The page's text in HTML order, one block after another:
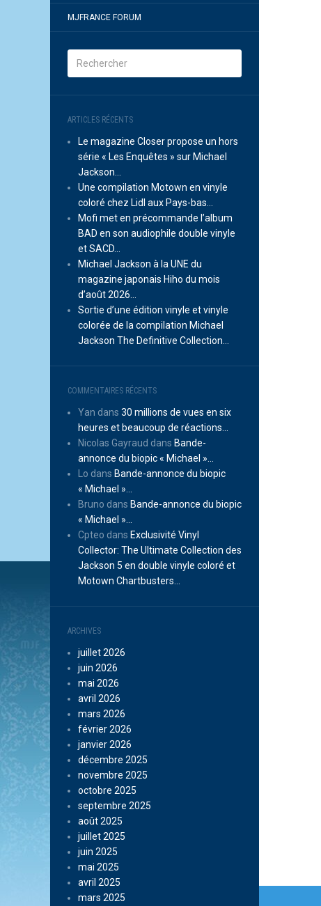
MJFRANCE FORUM
ARTICLES RÉCENTS
Le magazine Closer propose un hors
série « Les Enquêtes » sur Michael
Jackson…
Une compilation Motown en vinyle
coloré chez Lidl aux Pays-bas…
Mofi met en précommande l’album
BAD en son audiophile double vinyle
et SACD…
Michael Jackson à la UNE du
magazine japonais Hiho du mois
d’août 2026…
Sortie d’une édition vinyle et vinyle
colorée de la compilation Michael
Jackson The Definitive Collection…
COMMENTAIRES RÉCENTS
Yan dans 30 millions de vues en six
heures et beaucoup de réactions…
Nicolas Gayraud dans Bande-
annonce du biopic « Michael »…
Lo dans Bande-annonce du biopic
« Michael »…
Bruno dans Bande-annonce du biopic
« Michael »…
Cpteo dans Exclusivité Vinyl
Collector: The Ultimate Collection des
Jackson 5 en double vinyle coloré et
Motown Chartbusters…
ARCHIVES
juillet 2026
juin 2026
mai 2026
avril 2026
mars 2026
février 2026
janvier 2026
décembre 2025
novembre 2025
octobre 2025
septembre 2025
août 2025
juillet 2025
juin 2025
mai 2025
avril 2025
mars 2025